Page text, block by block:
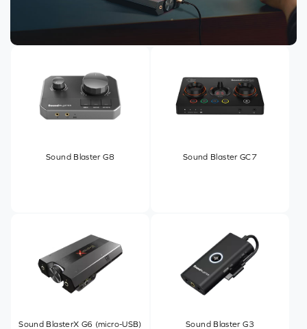
Sound Blaster G8 Sound Blaster GC7
Sound BlasterX G6 (micro-USB) Sound Blaster G3